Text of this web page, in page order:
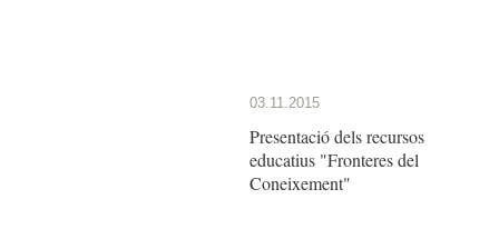
03.11.2015
Presentació dels recursos
educatius "Fronteres del
Coneixement"